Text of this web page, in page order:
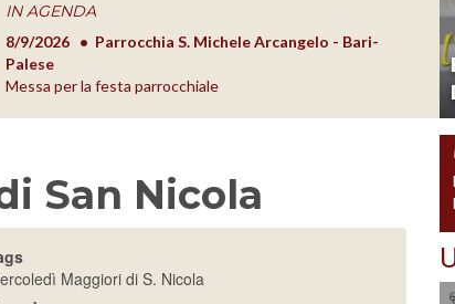
IN AGENDA
8/9/2026
Parrocchia S. Michele Arcangelo - Bari-
Palese
Messa per la festa parrocchiale
8/10/
San Nicola
Maggiori di S. Nicola